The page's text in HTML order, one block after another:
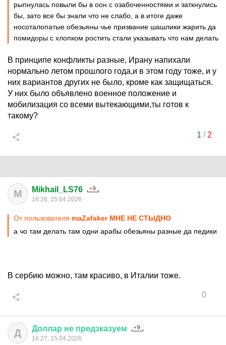
рыпнулась повыли бы в оон с озабоченностями и заткнулись
бы, зато все бы знали что не слабо, а в итоге даже
носоталопатые обезьяны чье призвание шашлики жарить да
помидоры с хлопком ростить стали указывать что нам делать
В принципе конфликты разные, Ирану напихали
нормально летом прошлого года,и в этом году тоже, и у
них вариантов других не было, кроме как защищаться.
У них было объявлено военное положение и
мобилизация со всеми вытекающими,ты готов к
такому?
1 / 2
M Mikhail_LS76
16:26, 15.04.2026
От пользователя maZafaker МНЕ НЕ СТЫДНО
а чо там делать там одни арабы обезьяны разные да педики
В сербию можно, там красиво, в Италии тоже.
0
Д Доллар не предзказуем
16:27, 15.04.2026